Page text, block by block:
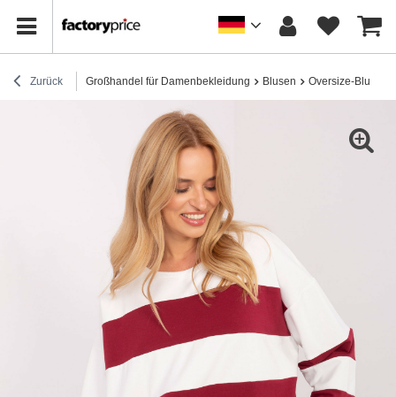
Zurück Großhandel für Damenbekleidung Blusen Oversize-Blusen